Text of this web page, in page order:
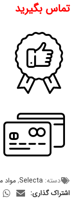
تماس بگیرید
دسته: Selecta
,مواد
اشتراک گذاری: